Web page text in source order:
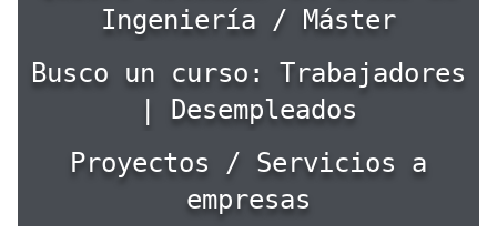
Ingeniería / Máster
Busco un curso: Trabajadores
| Desempleados
Proyectos / Servicios a
empresas